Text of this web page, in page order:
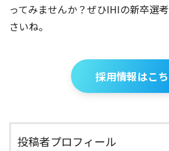
ってみませんか？ぜひIHIの新卒選
さいね。
採用情報はこ
投稿者プロフィール